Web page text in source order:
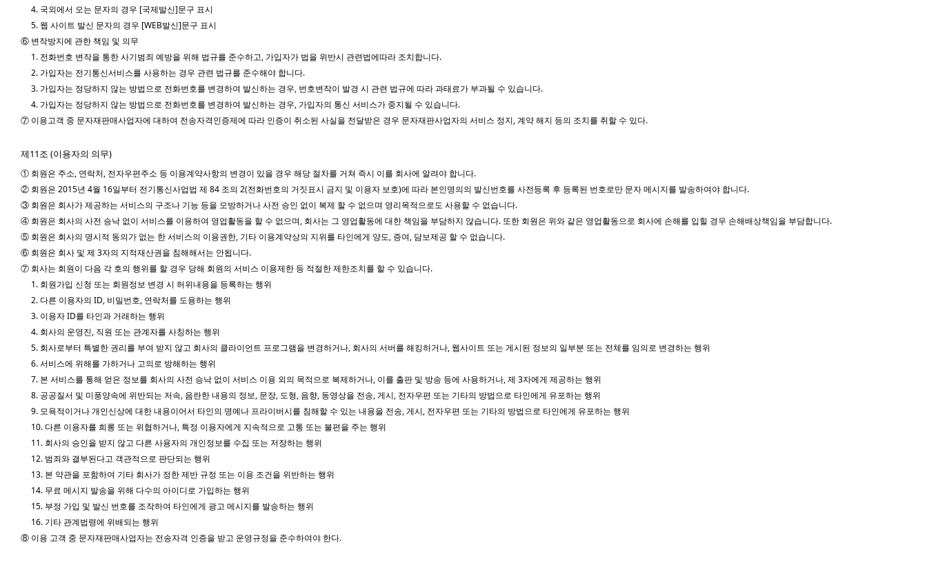
4. 국외에서 오는 문자의 경우 [국제발신]문구 표시
5. 웹 사이트 발신 문자의 경우 [WEB발신]문구 표시
⑥ 변작방지에 관한 책임 및 의무
1. 전화번호 변작을 통한 사기범죄 예방을 위해 법규를 준수하고, 가입자가 법을 위반시 관련법에따라 조치합니다.
2. 가입자는 전기통신서비스를 사용하는 경우 관련 법규를 준수해야 합니다.
3. 가입자는 정당하지 않는 방법으로 전화번호를 변경하여 발신하는 경우, 번호변작이 발경 시 관련 법규에 따라 과태료가 부과될 수 있습니다.
4. 가입자는 정당하지 않는 방법으로 전화번호를 변경하여 발신하는 경우, 가입자의 통신 서비스가 중지될 수 있습니다.
⑦ 이용고객 중 문자재판매사업자에 대하여 전송자격인증제에 따라 인증이 취소된 사실을 전달받은 경우 문자재판사업자의 서비스 정지, 계약 해지 등의 조치를 취할 수 있다.
제11조 (이용자의 의무)
① 회원은 주소, 연락처, 전자우편주소 등 이용계약사항의 변경이 있을 경우 해당 절차를 거쳐 즉시 이를 회사에 알려야 합니다.
② 회원은 2015년 4월 16일부터 전기통신사업법 제 84 조의 2(전화번호의 거짓표시 금지 및 이용자 보호)에 따라 본인명의의 발신번호를 사전등록 후 등록된 번호로만 문자 메시지를 발송하여야 합니다.
③ 회원은 회사가 제공하는 서비스의 구조나 기능 등을 모방하거나 사전 승인 없이 복제 할 수 없으며 영리목적으로도 사용할 수 없습니다.
④ 회원은 회사의 사전 승낙 없이 서비스를 이용하여 영업활동을 할 수 없으며, 회사는 그 영업활동에 대한 책임을 부담하지 않습니다. 또한 회원은 위와 같은 영업활동으로 회사에 손해를 입힐 경우 손해배상책임을 부담합니다.
⑤ 회원은 회사의 명시적 동의가 없는 한 서비스의 이용권한, 기타 이용계약상의 지위를 타인에게 양도, 증여, 담보제공 할 수 없습니다.
⑥ 회원은 회사 및 제 3자의 지적재산권을 침해해서는 안됩니다.
⑦ 회사는 회원이 다음 각 호의 행위를 할 경우 당해 회원의 서비스 이용제한 등 적절한 제한조치를 할 수 있습니다.
1. 회원가입 신청 또는 회원정보 변경 시 허위내용을 등록하는 행위
2. 다른 이용자의 ID, 비밀번호, 연락처를 도용하는 행위
3. 이용자 ID를 타인과 거래하는 행위
4. 회사의 운영진, 직원 또는 관계자를 사칭하는 행위
5. 회사로부터 특별한 권리를 부여 받지 않고 회사의 클라이언트 프로그램을 변경하거나, 회사의 서버를 해킹하거나, 웹사이트 또는 게시된 정보의 일부분 또는 전체를 임의로 변경하는 행위
6. 서비스에 위해를 가하거나 고의로 방해하는 행위
7. 본 서비스를 통해 얻은 정보를 회사의 사전 승낙 없이 서비스 이용 외의 목적으로 복제하거나, 이를 출판 및 방송 등에 사용하거나, 제 3자에게 제공하는 행위
8. 공공질서 및 미풍양속에 위반되는 저속, 음란한 내용의 정보, 문장, 도형, 음향, 동영상을 전송, 게시, 전자우편 또는 기타의 방법으로 타인에게 유포하는 행위
9. 모욕적이거나 개인신상에 대한 내용이어서 타인의 명예나 프라이버시를 침해할 수 있는 내용을 전송, 게시, 전자우편 또는 기타의 방법으로 타인에게 유포하는 행위
10. 다른 이용자를 희롱 또는 위협하거나, 특정 이용자에게 지속적으로 고통 또는 불편을 주는 행위
11. 회사의 승인을 받지 않고 다른 사용자의 개인정보를 수집 또는 저장하는 행위
12. 범죄와 결부된다고 객관적으로 판단되는 행위
13. 본 약관을 포함하여 기타 회사가 정한 제반 규정 또는 이용 조건을 위반하는 행위
14. 무료 메시지 발송을 위해 다수의 아이디로 가입하는 행위
15. 부정 가입 및 발신 번호를 조작하여 타인에게 광고 메시지를 발송하는 행위
16. 기타 관계법령에 위배되는 행위
⑧ 이용 고객 중 문자재판매사업자는 전송자격 인증을 받고 운영규정을 준수하여야 한다.